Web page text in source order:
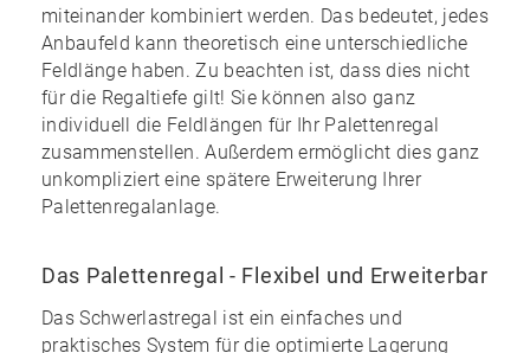
miteinander kombiniert werden. Das bedeutet, jedes
Anbaufeld kann theoretisch eine unterschiedliche
Feldlänge haben. Zu beachten ist, dass dies nicht
für die Regaltiefe gilt! Sie können also ganz
individuell die Feldlängen für Ihr Palettenregal
zusammenstellen. Außerdem ermöglicht dies ganz
unkompliziert eine spätere Erweiterung Ihrer
Palettenregalanlage.
Das Palettenregal - Flexibel und Erweiterbar
Das Schwerlastregal ist ein einfaches und
praktisches System für die optimierte Lagerung